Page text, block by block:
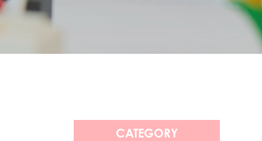
CATEGORY